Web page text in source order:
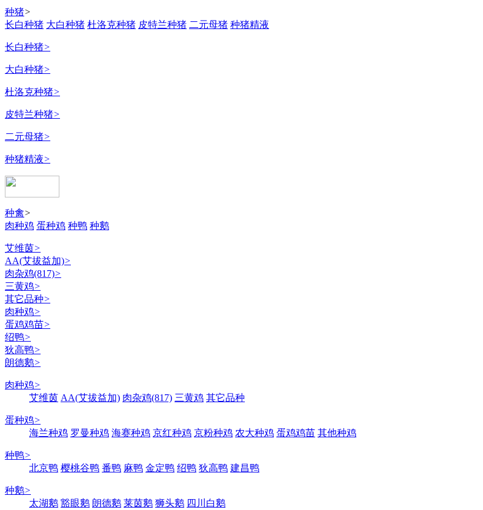
种猪>
长白种猪 大白种猪 杜洛克种猪 皮特兰种猪 二元母猪 种猪精液
长白种猪>
大白种猪>
杜洛克种猪>
皮特兰种猪>
二元母猪>
种猪精液>
种禽>
肉种鸡 蛋种鸡 种鸭 种鹅
艾维茵>
AA(艾拔益加)>
肉杂鸡(817)>
三黄鸡>
其它品种>
肉种鸡>
蛋鸡鸡苗>
绍鸭>
狄高鸭>
朗德鹅>
肉种鸡>
艾维茵 AA(艾拔益加) 肉杂鸡(817) 三黄鸡 其它品种
蛋种鸡>
海兰种鸡 罗曼种鸡 海赛种鸡 京红种鸡 京粉种鸡 农大种鸡 蛋鸡鸡苗 其他种鸡
种鸭>
北京鸭 樱桃谷鸭 番鸭 麻鸭 金定鸭 绍鸭 狄高鸭 建昌鸭
种鹅>
太湖鹅 豁眼鹅 朗德鹅 莱茵鹅 狮头鹅 四川白鹅